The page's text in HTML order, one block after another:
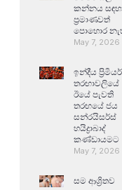
කන්නය
ප්‍රමාණවත්
පොහොර
May 7, 2026
ඉන්දීය
තරඟාවලියේ
ඊයේ පැවති
තරඟයේ ජය
සන්රයිසර්ස්
හයිද්‍රාබාද්
කණ්ඩායමට
May 7, 2026
සම ආශ්‍රිතව